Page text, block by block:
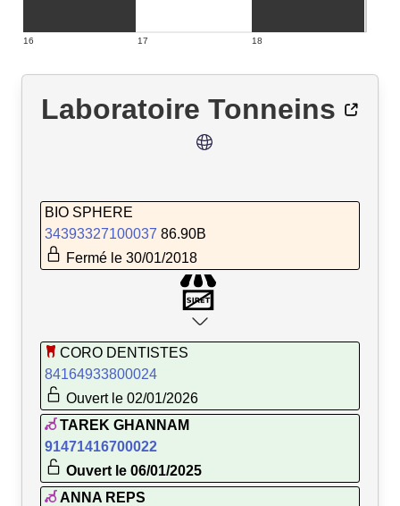
16 17 18
Laboratoire Tonneins
BIO SPHERE
34393327100037 86.90B
Fermé le 30/01/2018
CORO DENTISTES
84164933800024
Ouvert le 02/01/2026
TAREK GHANNAM
91471416700022
Ouvert le 06/01/2025
ANNA REPS